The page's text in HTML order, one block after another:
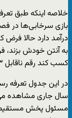
درآمد دارد حالا
کسب کند رقم ناقابل ۳ هزار میلیارد تومان.
در این جدول تعرفه
سال جاری مشاهده
مسئول پخش مستقیم